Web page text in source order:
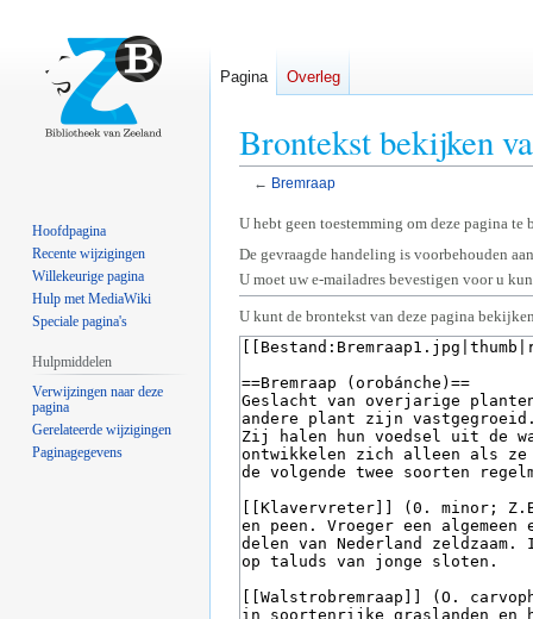
Brontekst bekijken
← Bremraap
Naar
navigatie
springen
Naar
zoeken
springen
U hebt geen toestemming om deze pagina te
De gevraagde handeling is voorbehouden
U moet uw e-mailadres bevestigen voor u
U kunt de brontekst van deze pagina
Pagina Overleg
Hoofdpagina
Recente wijzigingen
Willekeurige pagina
Hulp met MediaWiki
Speciale pagina's
Hulpmiddelen
Verwijzingen naar deze
pagina
Gerelateerde wijzigingen
Paginagegevens